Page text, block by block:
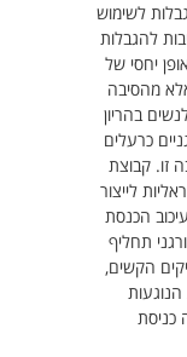
הגבלות לשימוש
להגבלות
יחסי של
מהסיבה
בהריון
כרעלים
זו. קבוצת
לייצור
הכנסת
תחליף
הקשים,
2006 נדחתה כניסת